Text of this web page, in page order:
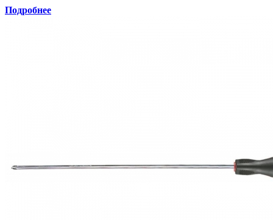
Подробнее